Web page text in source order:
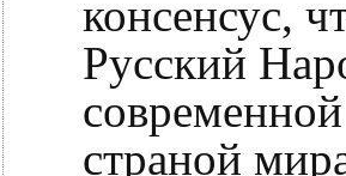
консенсус,
Русский
страной